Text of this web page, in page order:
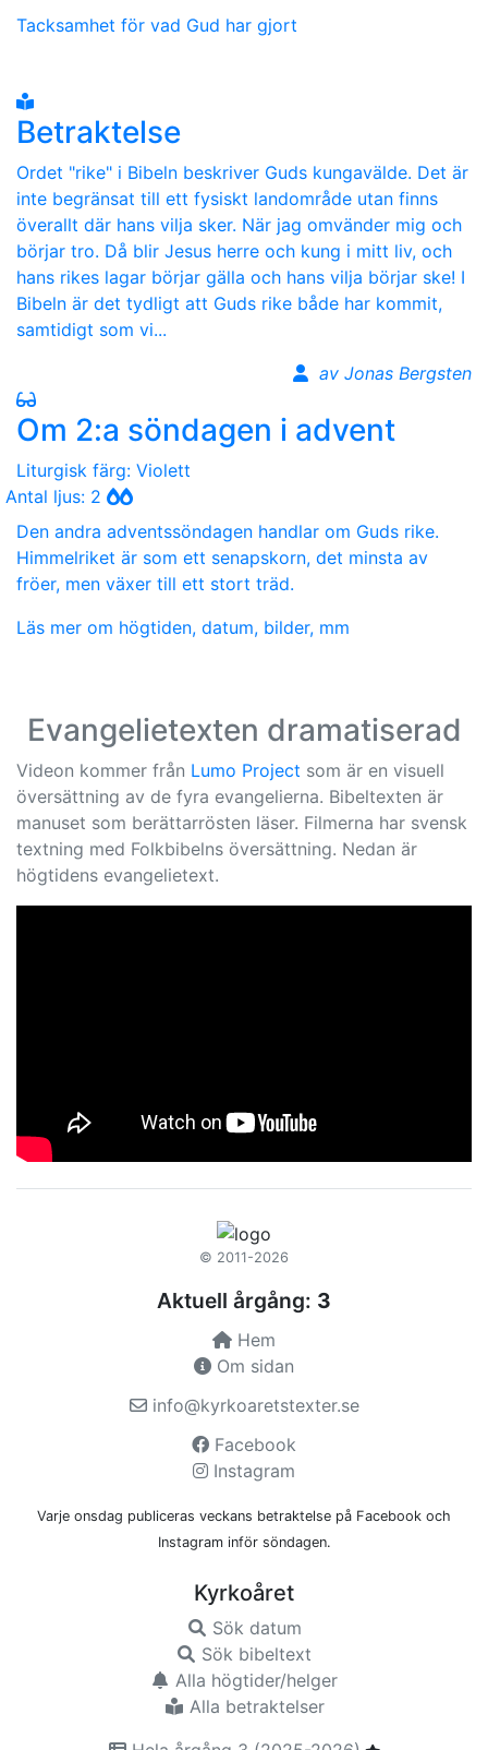
Tacksamhet för vad Gud har gjort
Betraktelse
Ordet "rike" i Bibeln beskriver Guds kungavälde. Det är
inte begränsat till ett fysiskt landområde utan finns
överallt där hans vilja sker. När jag omvänder mig och
börjar tro. Då blir Jesus herre och kung i mitt liv, och
hans rikes lagar börjar gälla och hans vilja börjar ske! I
Bibeln är det tydligt att Guds rike både har kommit,
samtidigt som vi...
av Jonas Bergsten
Om 2:a söndagen i advent
Liturgisk färg: Violett
Antal ljus: 2
Den andra adventssöndagen handlar om Guds rike.
Himmelriket är som ett senapskorn, det minsta av
fröer, men växer till ett stort träd.
Läs mer om högtiden, datum, bilder, mm
Evangelietexten dramatiserad
Videon kommer från Lumo Project som är en visuell
översättning av de fyra evangelierna. Bibeltexten är
manuset som berättarrösten läser. Filmerna har svensk
textning med Folkbibelns översättning. Nedan är
högtidens evangelietext.
© 2011-2026
Aktuell årgång: 3
Hem
Om sidan
info@kyrkoaretstexter.se
Facebook
Instagram
Varje onsdag publiceras veckans betraktelse på Facebook och
Instagram inför söndagen.
Kyrkoåret
Sök datum
Sök bibeltext
Alla högtider/helger
Alla betraktelser